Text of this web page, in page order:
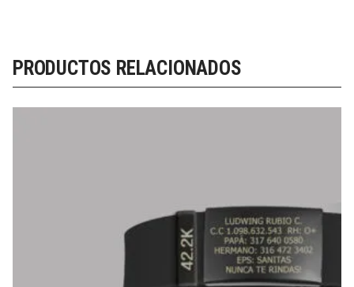
PRODUCTOS RELACIONADOS